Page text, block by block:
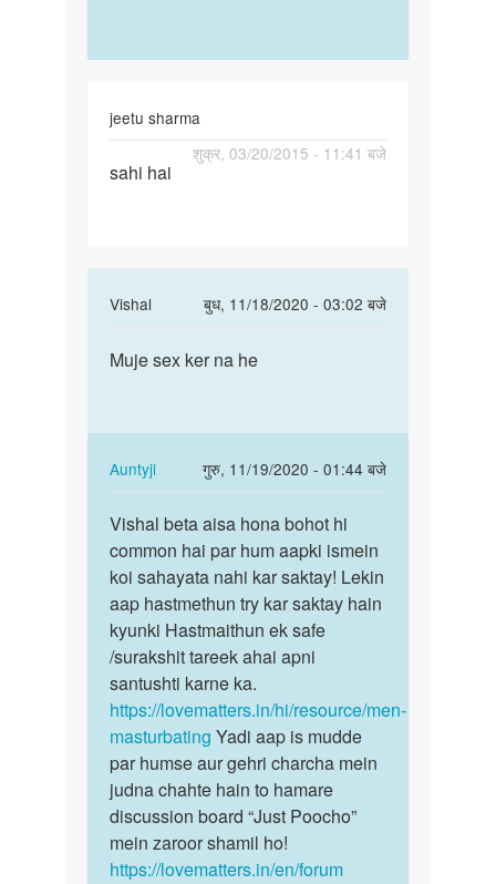
jeetu sharma
शुक्र, 03/20/2015 - 11:41 बजे
sahi
sahi hai
Vishal
बुध, 11/18/2020 - 03:02 बजे
to
by
jeetu
sharma
Muje
na
he
Muje sex ker na he
Auntyji
गुरु, 11/19/2020 - 01:44 बजे
In
reply
to
Muje
sex
ker
na
he
by
Vishal
Vishal
beta
aisa
hona
bohot…
Vishal beta aisa hona bohot hi
common hai par hum aapki ismein
koi sahayata nahi kar saktay! Lekin
aap hastmethun try kar saktay hain
kyunki Hastmaithun ek safe
/surakshit tareek ahai apni
santushti karne ka.
https://lovematters.in/hi/resource/men-
masturbating Yadi aap is mudde
par humse aur gehri charcha mein
judna chahte hain to hamare
discussion board “Just Poocho”
mein zaroor shamil ho!
https://lovematters.in/en/forum